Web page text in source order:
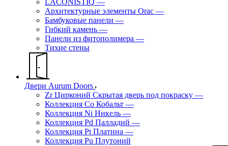
LACONISTIQ —
Архитектурные элементы Orac —
Бамбуковые панели —
Гибкий камень —
Панели из фитополимера —
Тихие стены
Двери Aurum Doors
Zr Цирконий Скрытая дверь под покраску —
Коллекция Co Кобальт —
Коллекция Ni Никель —
Коллекция Pd Палладий —
Коллекция Pt Платина —
Коллекция Pu Плутоний